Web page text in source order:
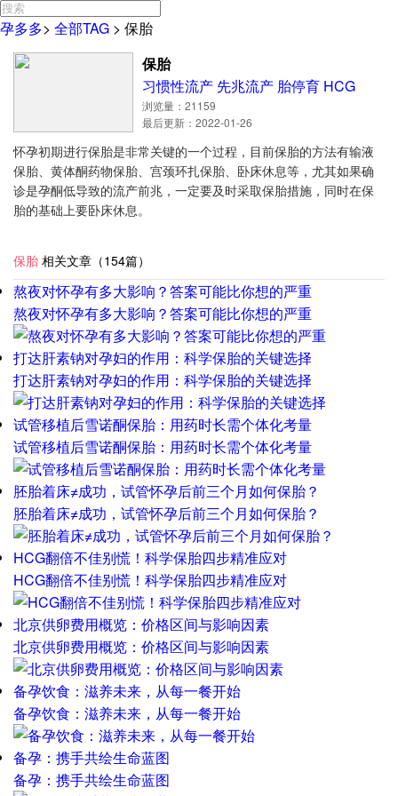
孕多多> 全部TAG > 保胎
保胎
习惯性流产 先兆流产 胎停育 HCG
浏览量：21159
最后更新：2022-01-26
怀孕初期进行保胎是非常关键的一个过程，目前保胎的方法有输液
保胎、黄体酮药物保胎、宫颈环扎保胎、卧床休息等，尤其如果确
诊是孕酮低导致的流产前兆，一定要及时采取保胎措施，同时在保
胎的基础上要卧床休息。
保胎 相关文章（154篇）
熬夜对怀孕有多大影响？答案可能比你想的严重
熬夜对怀孕有多大影响？答案可能比你想的严重
打达肝素钠对孕妇的作用：科学保胎的关键选择
打达肝素钠对孕妇的作用：科学保胎的关键选择
试管移植后雪诺酮保胎：用药时长需个体化考量
试管移植后雪诺酮保胎：用药时长需个体化考量
胚胎着床≠成功，试管怀孕后前三个月如何保胎？
胚胎着床≠成功，试管怀孕后前三个月如何保胎？
HCG翻倍不佳别慌！科学保胎四步精准应对
HCG翻倍不佳别慌！科学保胎四步精准应对
北京供卵费用概览：价格区间与影响因素
北京供卵费用概览：价格区间与影响因素
备孕饮食：滋养未来，从每一餐开始
备孕饮食：滋养未来，从每一餐开始
备孕：携手共绘生命蓝图
备孕：携手共绘生命蓝图